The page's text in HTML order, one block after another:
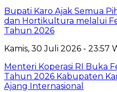
Bupati Karo Ajak Semua
dan Hortikultura melalui
Tahun 2026
Kamis, 30 Juli 2026 - 23:57
Menteri Koperasi RI Buka
Tahun 2026 Kabupaten
Ajang Internasional